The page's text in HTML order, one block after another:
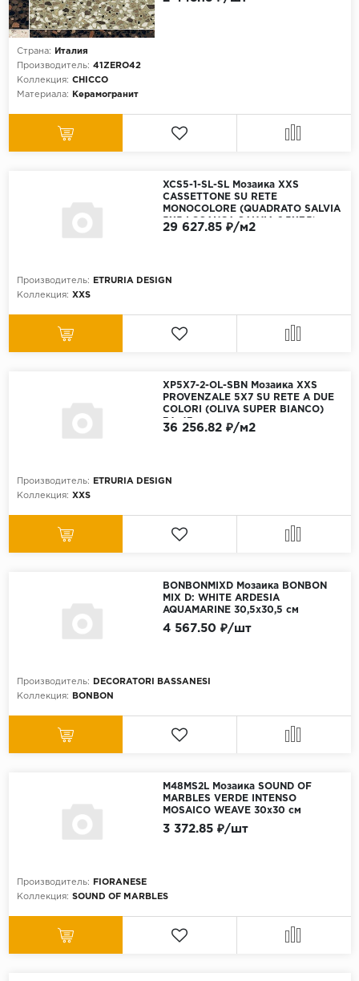
Страна:
Италия
Производитель: 41ZERO42
Коллекция: CHICCO
Материала:
Керамогранит
XCS5-1-SL-SL Мозаика XXS
CASSETTONE SU RETE
MONOCOLORE (QUADRATO SALVIA
5X5 LOSANGA SALVIA 2,5X7,5)
32х39 см
Производитель:
ETRURIA DESIGN
Коллекция: XXS
29 627.85 ₽/м2
XP5X7-2-OL-SBN Мозаика XXS
PROVENZALE 5X7 SU RETE A DUE
COLORI (OLIVA SUPER BIANCO)
34x43 см
Производитель:
ETRURIA DESIGN
Коллекция: XXS
36 256.82 ₽/м2
BONBONMIXD Мозаика BONBON
MIX D: WHITE ARDESIA
AQUAMARINE 30,5x30,5 см
Производитель:
DECORATORI BASSANESI
Коллекция:
BONBON
4 567.50 ₽/шт
M48MS2L Мозаика SOUND OF
MARBLES VERDE INTENSO
MOSAICO WEAVE 30x30 см
Производитель:
FIORANESE
Коллекция: SOUND OF MARBLES
3 372.85 ₽/шт